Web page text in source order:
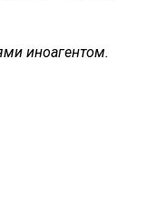
иноагентом.